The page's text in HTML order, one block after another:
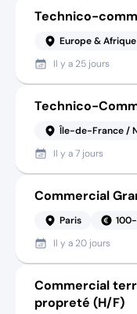
Technico-
Europe &
Il y a 25 jours
Technico-
Île-de-France /
Il y a7 jours
Commercial
Paris
Il y a 20 jours
Commercial
propreté (H/F)